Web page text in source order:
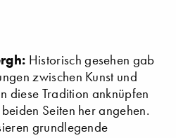
Historisch gesehen gab
zwischen Kunst und
diese Tradition anknüpfen
Seiten her angehen.
grundlegende